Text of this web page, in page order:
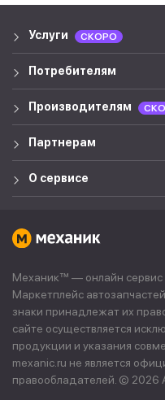
Услуги СКОРО
Потребителям
Производителям
Партнерам
О сервисе
Механик™ — онлайн сервис
Маркетплейс
знаки принадлежат их
сайте осуществляется
продукции и указания
mexanic.ru не является
правообладателей. © 2026